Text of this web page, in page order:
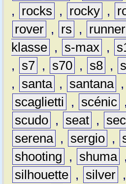
,
rocks , rocky ,
rover , rs , runner
klasse , s-max ,
,
s7 , s70 , s8 ,
,
santa , santana ,
scaglietti
, scénic ,
scudo , seat , sec
serena , sergio ,
shooting
, shuma ,
silhouette , silver ,